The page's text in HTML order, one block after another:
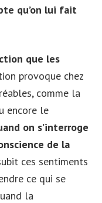
qu’on lui fait
que les
provoque chez
comme la
encore le
on s’interroge
de la
ces sentiments
ce qui se
la